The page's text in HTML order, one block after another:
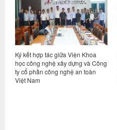
Ký kết hợp tác giữa Viện Khoa
học công nghệ xây dựng và Công
ty cổ phần công nghệ an toàn
Việt Nam